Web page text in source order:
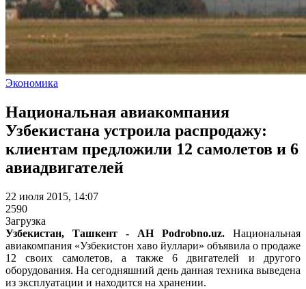
Экономика
Национальная авиакомпания
Узбекистана устроила распродажу:
клиентам предложили 12 самолетов и 6
авиадвигателей
22 июля 2015, 14:07
2590
Загрузка
Узбекистан, Ташкент - АН Podrobno.uz. Национальная
авиакомпания «Узбекистон хаво йуллари» объявила о продаже
12 своих самолетов, а также 6 двигателей и другого
оборудования. На сегодняшний день данная техника выведена
из эксплуатации и находится на хранении.